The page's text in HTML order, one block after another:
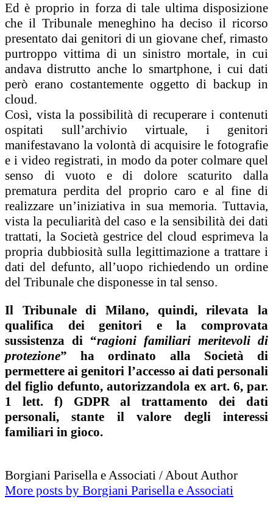
Ed è proprio in forza di tale ultima disposizione
che il Tribunale meneghino ha deciso il ricorso
presentato dai genitori di un giovane chef, rimasto
purtroppo vittima di un sinistro mortale, in cui
andava distrutto anche lo smartphone, i cui dati
però erano costantemente oggetto di backup in
cloud.
Così, vista la possibilità di recuperare i contenuti
ospitati sull’archivio virtuale, i genitori
manifestavano la volontà di acquisire le fotografie
e i video registrati, in modo da poter colmare quel
senso di vuoto e di dolore scaturito dalla
prematura perdita del proprio caro e al fine di
realizzare un’iniziativa in sua memoria. Tuttavia,
vista la peculiarità del caso e la sensibilità dei dati
trattati, la Società gestrice del cloud esprimeva la
propria dubbiosità sulla legittimazione a trattare i
dati del defunto, all’uopo richiedendo un ordine
del Tribunale che disponesse in tal senso.
Il Tribunale di Milano, quindi, rilevata la
qualifica dei genitori e la comprovata
sussistenza di “ragioni familiari meritevoli di
protezione” ha ordinato alla Società di
permettere ai genitori l’accesso ai dati personali
del figlio defunto, autorizzandola ex art. 6, par.
1 lett. f) GDPR al trattamento dei dati
personali, stante il valore degli interessi
familiari in gioco.
Borgiani Parisella e Associati / About Author
More posts by Borgiani Parisella e Associati